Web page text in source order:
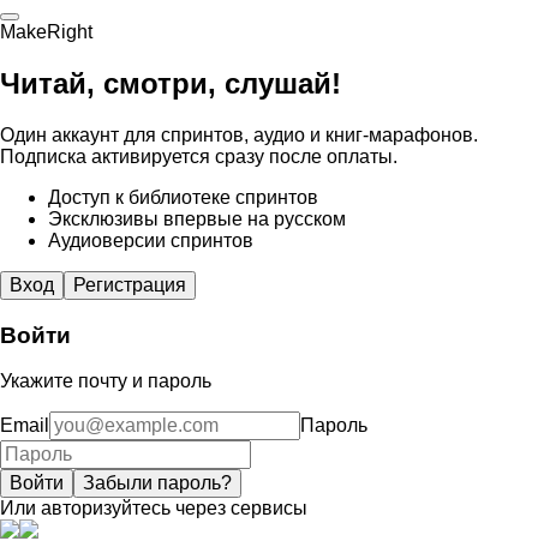
MakeRight
Читай, смотри, слушай!
Один аккаунт для спринтов, аудио и книг-марафонов.
Подписка активируется сразу после оплаты.
Доступ к библиотеке спринтов
Эксклюзивы впервые на русском
Аудиоверсии спринтов
Вход Регистрация
Войти
Укажите почту и пароль
Email Пароль
Войти
Забыли пароль?
Или авторизуйтесь через сервисы